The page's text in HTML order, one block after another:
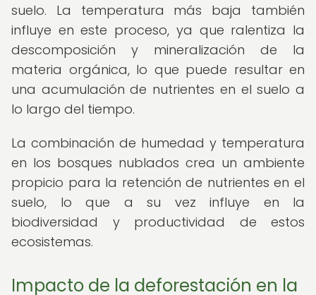
suelo. La temperatura más baja también
influye en este proceso, ya que ralentiza la
descomposición y mineralización de la
materia orgánica, lo que puede resultar en
una acumulación de nutrientes en el suelo a
lo largo del tiempo.
La combinación de humedad y temperatura
en los bosques nublados crea un ambiente
propicio para la retención de nutrientes en el
suelo, lo que a su vez influye en la
biodiversidad y productividad de estos
ecosistemas.
Impacto de la deforestación en la